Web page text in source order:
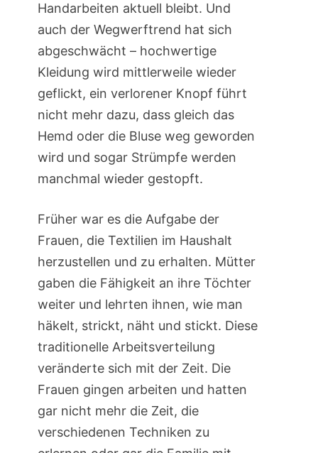
Handarbeiten aktuell bleibt. Und
auch der Wegwerftrend hat sich
abgeschwächt – hochwertige
Kleidung wird mittlerweile wieder
geflickt, ein verlorener Knopf führt
nicht mehr dazu, dass gleich das
Hemd oder die Bluse weg geworden
wird und sogar Strümpfe werden
manchmal wieder gestopft.
Früher war es die Aufgabe der
Frauen, die Textilien im Haushalt
herzustellen und zu erhalten. Mütter
gaben die Fähigkeit an ihre Töchter
weiter und lehrten ihnen, wie man
häkelt, strickt, näht und stickt. Diese
traditionelle Arbeitsverteilung
veränderte sich mit der Zeit. Die
Frauen gingen arbeiten und hatten
gar nicht mehr die Zeit, die
verschiedenen Techniken zu